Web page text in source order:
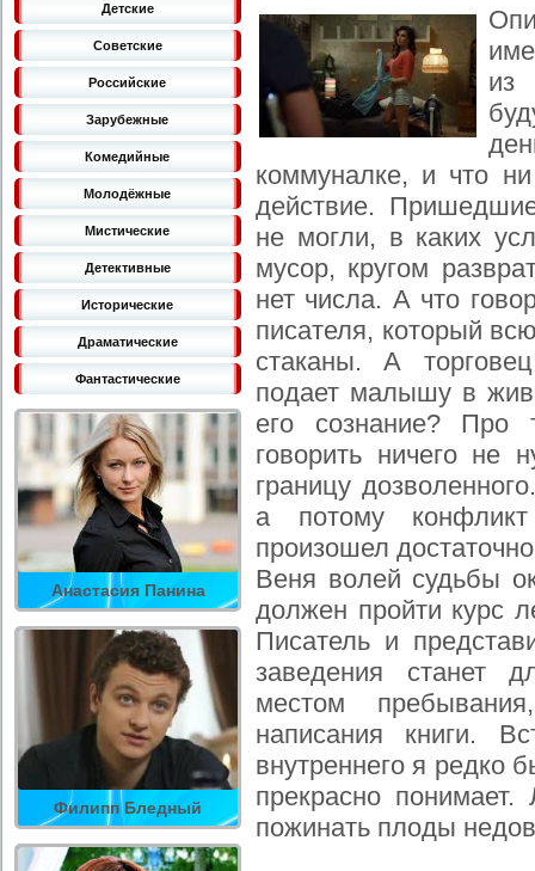
Детские
Советские
Российские
Зарубежные
Комедийные
Молодёжные
Мистические
Детективные
Исторические
Драматические
Фантастические
Анастасия Панина
Филипп Бледный
из
коммуналке, и что
действие.
не могли, в каких
мусор, кругом
нет числа. А что
писателя, который
стаканы. А
подает малышу в
его сознание? Про
говорить ничего не
границу
а потому
произошел
Веня волей судьбы
должен пройти курс
Писатель и
заведения станет
местом
написания книги.
внутреннего я редко
прекрасно
пожинать плоды